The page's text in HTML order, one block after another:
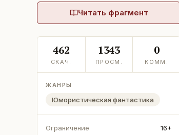
Читать фрагмент
462
СКАЧ.
1343
ПРОСМ.
0
КОММ.
ЖАНРЫ
Юмористическая фантастика
Ограничение
16+